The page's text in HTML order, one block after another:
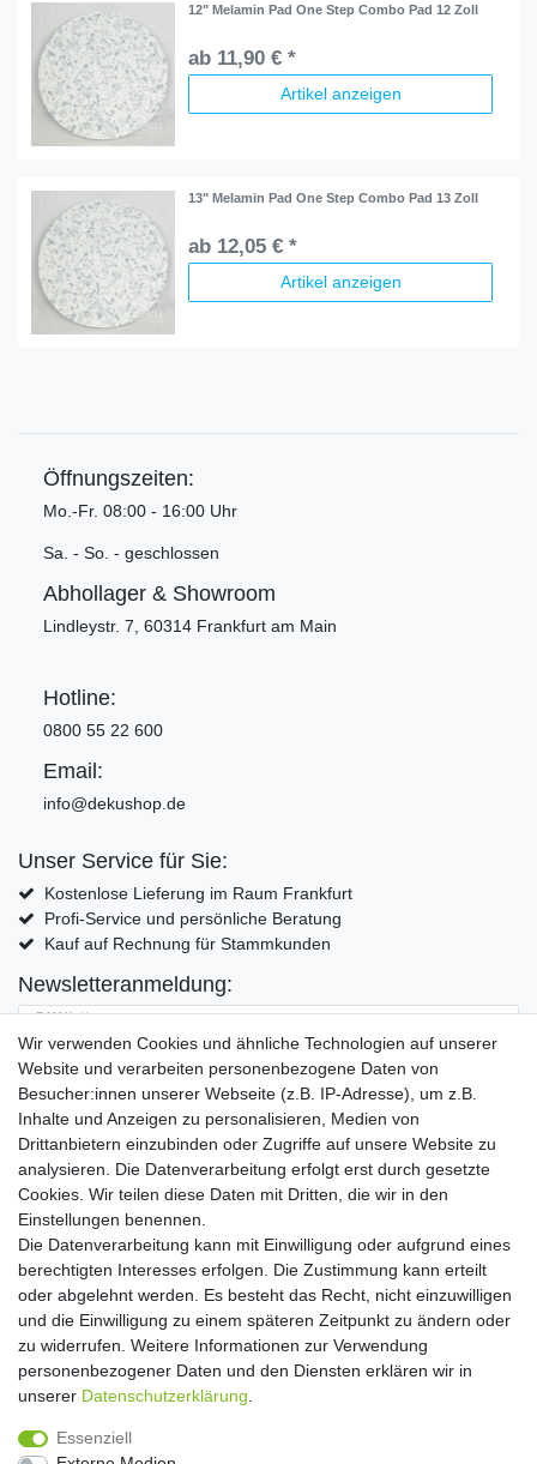
12" Melamin Pad One Step Combo Pad 12 Zoll
ab 11,90 € *
Artikel anzeigen
13" Melamin Pad One Step Combo Pad 13 Zoll
ab 12,05 € *
Artikel anzeigen
Öffnungszeiten:
Mo.-Fr. 08:00 - 16:00 Uhr
Sa. - So. - geschlossen
Abhollager & Showroom
Lindleystr. 7, 60314 Frankfurt am Main
Hotline:
0800 55 22 600
Email:
info@dekushop.de
Unser Service für Sie:
Kostenlose Lieferung im Raum Frankfurt
Profi-Service und persönliche Beratung
Kauf auf Rechnung für Stammkunden
Newsletteranmeldung:
E-MAIL **
Hiermit bestätige ich, dass ich die Daten­schutz­erklärung
Einwilligung kann ich jederzeit widerrufen.**
Abonnieren
** Hierbei handelt es sich um ein Pflichtfeld.
Widerrufs­recht Widerrufs­formular Impressum
Daten­schutz­erklärung AGB Kontakt
Wir verwenden Cookies und ähnliche Technologien auf unserer
Website und verarbeiten personenbezogene Daten von
Besucher:innen unserer Webseite (z.B. IP-Adresse), um z.B.
Inhalte und Anzeigen zu personalisieren, Medien von
Drittanbietern einzubinden oder Zugriffe auf unsere Website zu
analysieren. Die Datenverarbeitung erfolgt erst durch gesetzte
Cookies. Wir teilen diese Daten mit Dritten, die wir in den
Einstellungen benennen.
Die Datenverarbeitung kann mit Einwilligung oder aufgrund eines
berechtigten Interesses erfolgen. Die Zustimmung kann erteilt
oder abgelehnt werden. Es besteht das Recht, nicht einzuwilligen
und die Einwilligung zu einem späteren Zeitpunkt zu ändern oder
zu widerrufen. Weitere Informationen zur Verwendung
personenbezogener Daten und den Diensten erklären wir in
unserer Daten­schutz­erklärung
Essenziell
Copyright 2016 | Dekushop.de | Alle Rechte vorbehalten. |
Angebote gelten nur für Industrie, Handel, Handwerk und